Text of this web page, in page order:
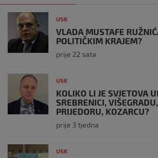
USK
VLADA MUSTAFE
POLITIČKIM KRAJEM?
prije 22 sata
USK
KOLIKO LI JE SVJETOVA
SREBRENICI,
PRIJEDORU, KOZARCU?
prije 3 tjedna
USK